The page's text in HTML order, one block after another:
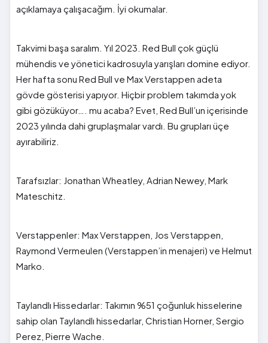
açıklamaya çalışacağım. İyi okumalar.
Takvimi başa saralım. Yıl 2023. Red Bull çok güçlü
mühendis ve yönetici kadrosuyla yarışları domine ediyor.
Her hafta sonu Red Bull ve Max Verstappen adeta
gövde gösterisi yapıyor. Hiçbir problem takımda yok
gibi gözüküyor…. mu acaba? Evet, Red Bull’un içerisinde
2023 yılında dahi gruplaşmalar vardı. Bu grupları üçe
ayırabiliriz.
Tarafsızlar: Jonathan Wheatley, Adrian Newey, Mark
Mateschitz.
Verstappenler: Max Verstappen, Jos Verstappen,
Raymond Vermeulen (Verstappen’in menajeri) ve Helmut
Marko.
Taylandlı Hissedarlar: Takımın %51 çoğunluk hisselerine
sahip olan Taylandlı hissedarlar, Christian Horner, Sergio
Perez, Pierre Wache.